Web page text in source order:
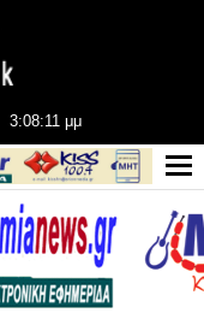
3:08:12 μμ